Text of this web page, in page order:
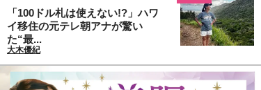
「100ドル札は使えない!?」ハワ
イ移住の元テレ朝アナが驚い
た“最...
大木優紀